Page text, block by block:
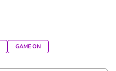
GAME ON